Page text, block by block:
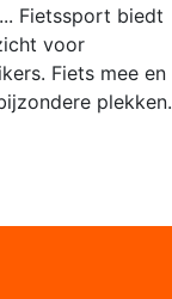
Fietssport biedt
voor
Fiets mee en
plekken.